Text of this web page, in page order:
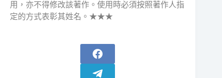
用，亦不得修改該著作。使用時必須按照著作人指
定的方式表彰其姓名。★★★